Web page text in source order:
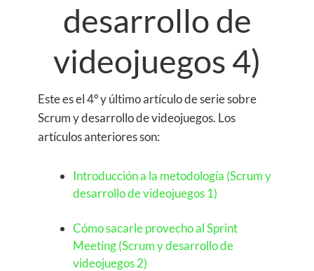
desarrollo de
videojuegos 4)
Este es el 4º y último artículo de serie sobre
Scrum y desarrollo de videojuegos. Los
artículos anteriores son:
Introducción a la metodología (Scrum y
desarrollo de videojuegos 1)
Cómo sacarle provecho al Sprint
Meeting (Scrum y desarrollo de
videojuegos 2)